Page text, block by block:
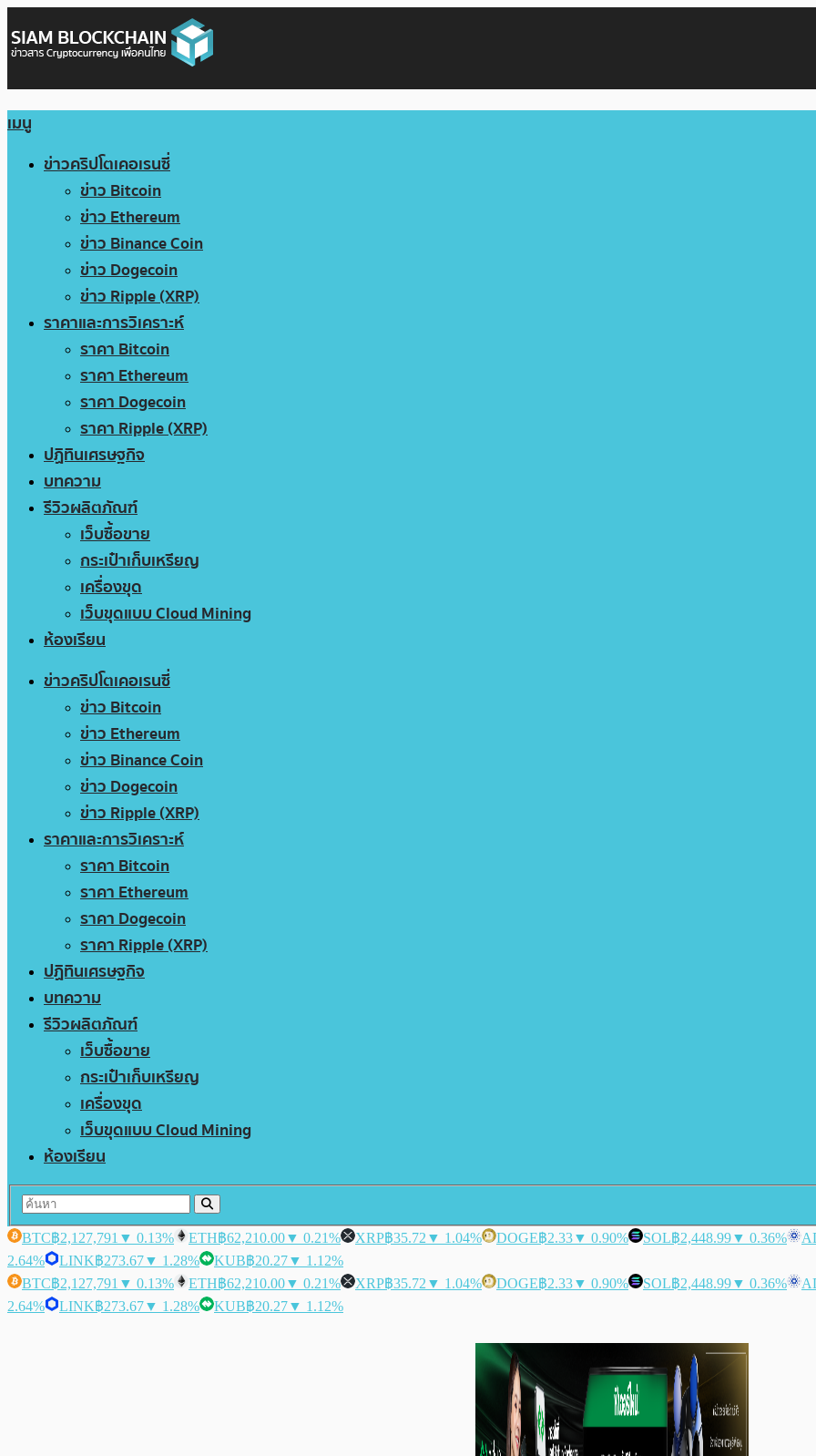
เมนู
ข่าวคริปโตเคอเรนซี่
ข่าว Bitcoin
ข่าว Ethereum
ข่าว Binance Coin
ข่าว Dogecoin
ข่าว Ripple (XRP)
ราคาและการวิเคราะห์
ราคา Bitcoin
ราคา Ethereum
ราคา Dogecoin
ราคา Ripple (XRP)
ปฏิทินเศรษฐกิจ
บทความ
รีวิวผลิตภัณฑ์
เว็บซื้อขาย
กระเป๋าเก็บเหรียญ
เครื่องขุด
เว็บขุดแบบ Cloud Mining
ห้องเรียน
ข่าวคริปโตเคอเรนซี่
ข่าว Bitcoin
ข่าว Ethereum
ข่าว Binance Coin
ข่าว Dogecoin
ข่าว Ripple (XRP)
ราคาและการวิเคราะห์
ราคา Bitcoin
ราคา Ethereum
ราคา Dogecoin
ราคา Ripple (XRP)
ปฏิทินเศรษฐกิจ
บทความ
รีวิวผลิตภัณฑ์
เว็บซื้อขาย
กระเป๋าเก็บเหรียญ
เครื่องขุด
เว็บขุดแบบ Cloud Mining
ห้องเรียน
BTC฿2,127,791 ▼ 0.13% ETH฿62,210.00▼ 0.21% XRP฿35.72 ▼ 1.04% DOGE฿2.33▼ 0.90% SOL฿2,448.99▼ 0.36%
2.64%
LINK฿273.67▼ 1.28% KUB฿20.27▼ 1.12%
BTC฿2,127,791 ▼ 0.13% ETH฿62,210.00▼ 0.21% XRP฿35.72 ▼ 1.04% DOGE฿2.33▼ 0.90% SOL฿2,448.99▼ 0.36%
2.64%
LINK฿273.67▼ 1.28% KUB฿20.27▼ 1.12%